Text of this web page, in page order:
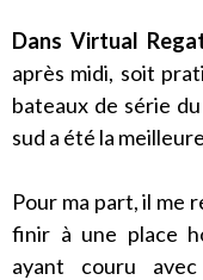
Dans Virtual
après midi, soit
bateaux de série
sud a été la
Pour ma part, il me
finir à une place
ayant couru